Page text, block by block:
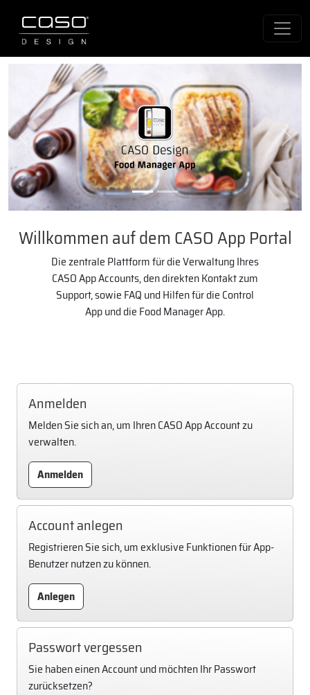
Previous Next
Willkommen auf dem CASO App Portal
Die zentrale Plattform für die Verwaltung Ihres
CASO App Accounts, den direkten Kontakt zum
Support, sowie FAQ und Hilfen für die Control
App und die Food Manager App.
Anmelden
Melden Sie sich an, um Ihren CASO App Account zu
verwalten.
Anmelden
Account anlegen
Registrieren Sie sich, um exklusive Funktionen für App-
Benutzer nutzen zu können.
Anlegen
Passwort vergessen
Sie haben einen Account und möchten Ihr Passwort
zurücksetzen?